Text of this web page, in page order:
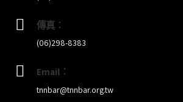
傳真：
(06)298-8383
Email：
tnnbar@tnnbar.org.tw